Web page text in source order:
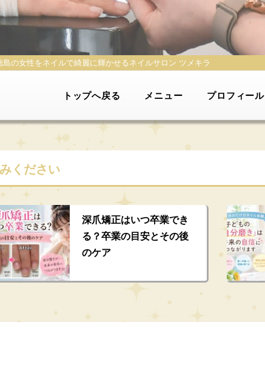
島の女性をネイルで綺麗に輝かせるネイルサロン ツメキラ
トップへ戻る メニュー プロフィール
ください
深爪矯正はいつ卒業でき
る？卒業の目安とその後
のケア